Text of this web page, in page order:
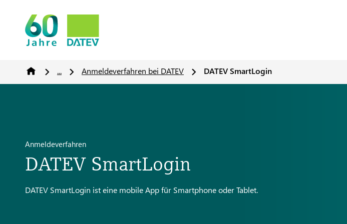
... Anmeldeverfahren bei DATEV DATEV SmartLogin
Anmeldeverfahren
DATEV SmartLogin
DATEV SmartLogin ist eine mobile App für Smartphone oder Tablet.